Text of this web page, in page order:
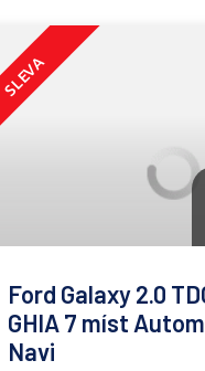
SLEVA
Ford Galaxy 2.0
GHIA 7 míst
Navi